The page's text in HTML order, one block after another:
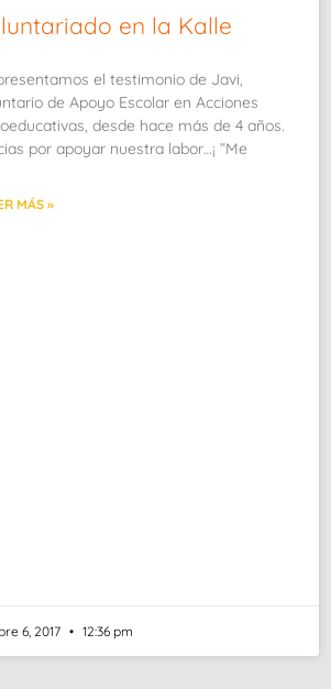
en la Kalle
el testimonio de Javi,
de Apoyo Escolar en Acciones
desde hace más de 4 años.
por apoyar nuestra labor…¡ “Me
MÁS »
6, 2017 12:36 pm